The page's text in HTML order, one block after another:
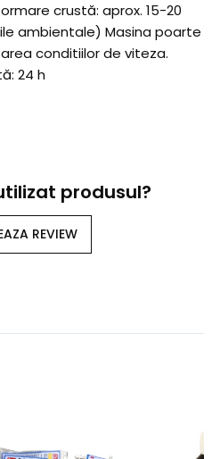
crustă: aprox. 15-20
ambientale) Masina poarte
conditiilor de viteza.
24 h
produsul?
REVIEW